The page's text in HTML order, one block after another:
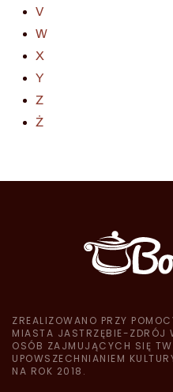
V
W
X
Y
Z
Ż
ZREALIZOWANO PRZY
MIASTA JASTRZĘBIE-ZDRÓJ
OSÓB ZAJMUJĄCYCH SIĘ
UPOWSZECHNIANIEM
NA ROK 2018.